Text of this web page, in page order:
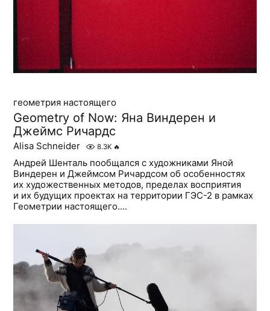
геометрия настоящего
Geometry of Now: Яна Виндерен и
Джеймс Ричардс
Alisa Schneider 8.3K 🔥
Андрей Шенталь пообщался с художниками Яной
Виндерен и Джеймсом Ричардсом об особенностях
их художественных методов, пределах восприятия
и их будущих проектах на территории ГЭС-2 в рамках
Геометрии настоящего....